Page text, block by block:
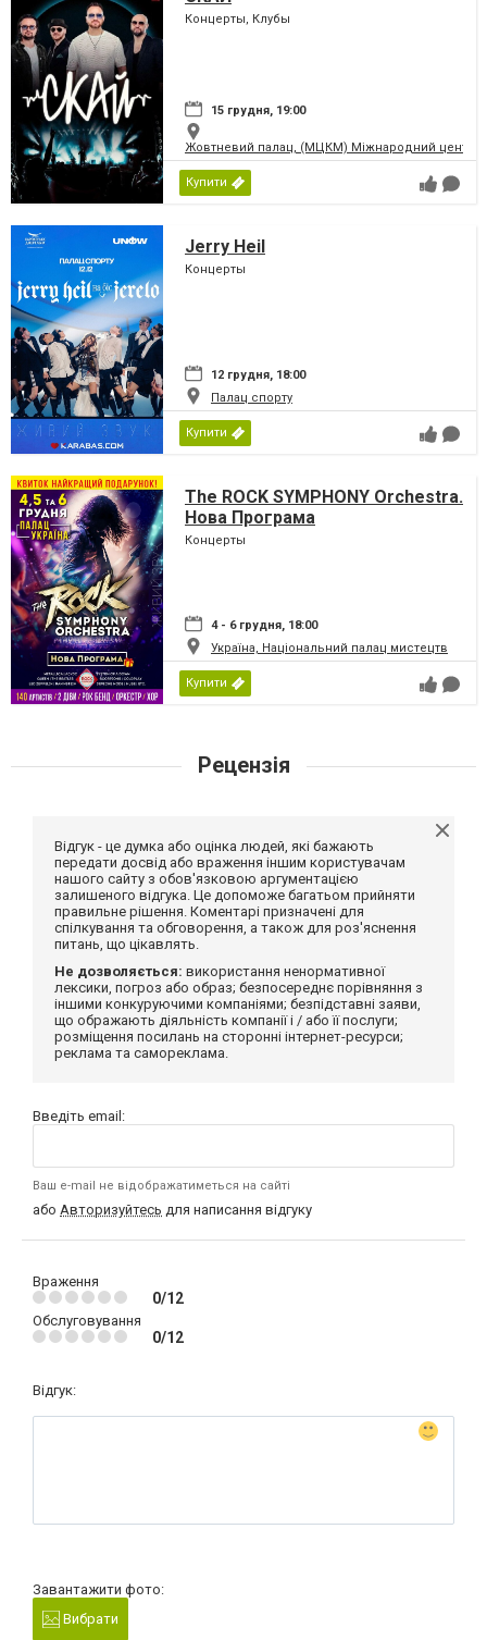
Концерты, Клубы
15 грудня, 19:00
Жовтневий палац, (МЦКМ) Міжнародний центр
Купити
Jerry Heil
Концерты
12 грудня, 18:00
Палац спорту
Купити
The ROCK SYMPHONY Orchestra.
Нова Програма
Концерты
4 - 6 грудня, 18:00
Україна, Національний палац мистецтв
Купити
Рецензія
Відгук - це думка або оцінка людей, які бажають
передати досвід або враження іншим користувачам
нашого сайту з обов'язковою аргументацією
залишеного відгука. Це допоможе багатьом прийняти
правильне рішення. Коментарі призначені для
спілкування та обговорення, а також для роз'яснення
питань, що цікавлять.
Не дозволяється: використання ненормативної
лексики, погроз або образ; безпосереднє порівняння з
іншими конкуруючими компаніями; безпідставні заяви,
що ображають діяльність компанії і / або її послуги;
розміщення посилань на сторонні інтернет-ресурси;
реклама та самореклама.
Введіть email:
Ваш e-mail не відображатиметься на сайті
або Авторизуйтесь для написання відгуку
Враження
0/12
Обслуговування
0/12
Відгук:
Завантажити фото:
Вибрати